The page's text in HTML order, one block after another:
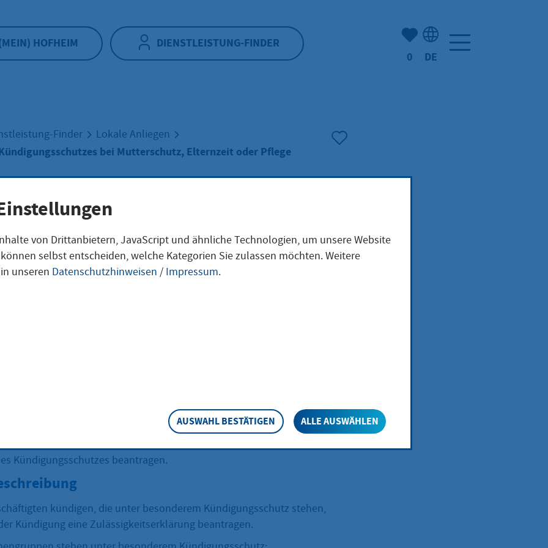
HOFHEIM DIENSTLEISTUNG-FINDER
Anzahl der gemerkten
0 DE
Finder Lokale Anliegen
bei Mutterschutz, Elternzeit oder Pflege
des
bei
Elternzeit
beantragen
unter besonderem Kündigungsschutz stehen, ist eine Kündigung
Kündigungsschutzes beantragen.
kündigen, die unter besonderem Kündigungsschutz stehen,
Kündigung eine Zulässigkeitserklärung beantragen.
von Drittanbietern, JavaScript und ähnliche Technologien, um unsere Website
selbst entscheiden, welche Kategorien Sie zulassen möchten. Weitere
unseren Datenschutzhinweisen / Impressum.
AUSWAHL BESTÄTIGEN ALLE AUSWÄHLEN